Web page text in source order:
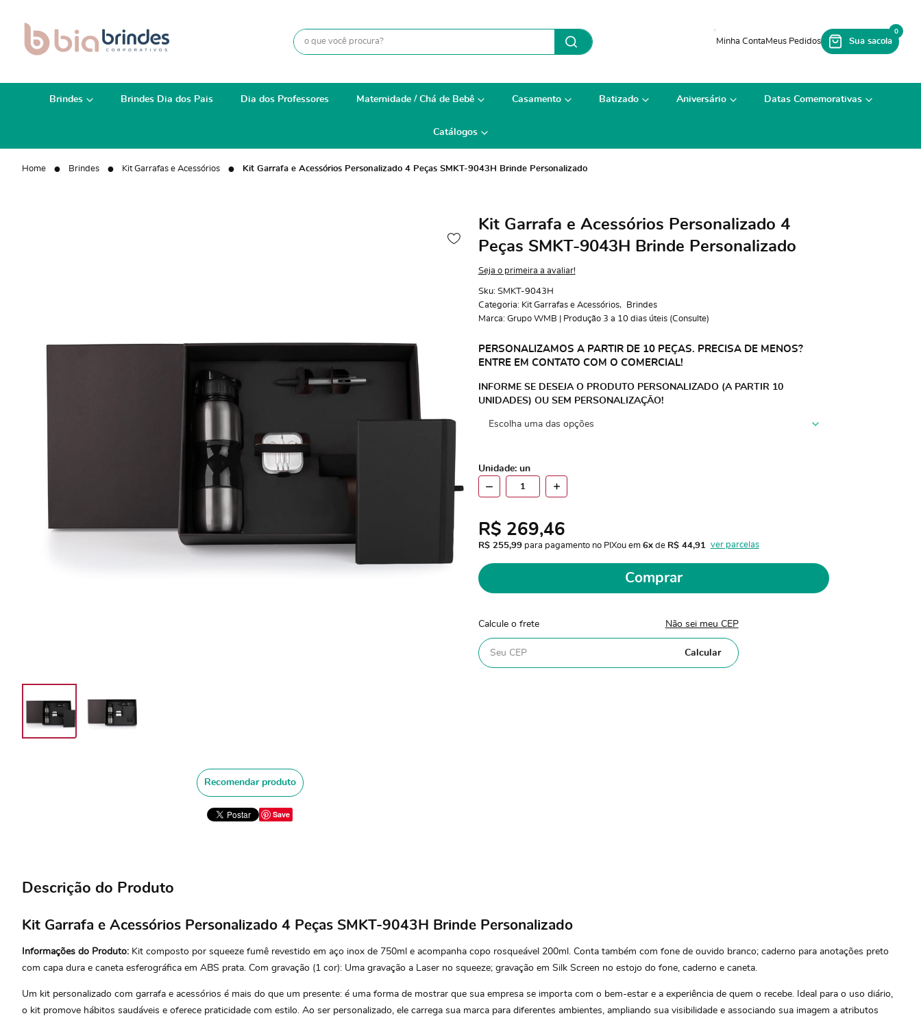
0
Brindes Brindes Dia dos Pais Dia dos Professores Maternidade / Chá de Bebê Casamento Batizado Aniversário Datas Comemorativas
Catálogos
Home Brindes Kit Garrafas e Acessórios Kit Garrafa e Acessórios Personalizado 4 Peças SMKT-9043H Brinde Personalizado
Recomendar produto
Save
Kit Garrafa e Acessórios Personalizado 4
Peças SMKT-9043H Brinde Personalizado
Seja o primeira a avaliar!
Sku: SMKT-9043H
Categoria: Kit Garrafas e Acessórios
Brindes
Marca: Grupo WMB | Produção 3 a 10 dias úteis (Consulte)
PERSONALIZAMOS A PARTIR DE 10 PEÇAS. PRECISA DE MENOS?
ENTRE EM CONTATO COM O COMERCIAL!
INFORME SE DESEJA O PRODUTO PERSONALIZADO (A PARTIR 10
UNIDADES) OU SEM PERSONALIZAÇÃO!
Unidade: un
R$ 269,46
R$ 255,99 para pagamento no PIXou em 6x de R$ 44,91 ver parcelas
Comprar
Calcule o frete Não sei meu CEP
Calcular
Descrição do Produto
Kit Garrafa e Acessórios Personalizado 4 Peças SMKT-9043H Brinde Personalizado
Informações do Produto: Kit composto por squeeze fumê revestido em aço inox de 750ml e acompanha copo rosqueável 200ml. Conta também com fone de ouvido branco; caderno para anotações preto
com capa dura e caneta esferográfica em ABS prata. Com gravação (1 cor): Uma gravação a Laser no squeeze; gravação em Silk Screen no estojo do fone, caderno e caneta.
Um kit personalizado com garrafa e acessórios é mais do que um presente: é uma forma de mostrar que sua empresa se importa com o bem-estar e a experiência de quem o recebe. Ideal para o uso diário,
o kit promove hábitos saudáveis e oferece praticidade com estilo. Ao ser personalizado, ele carrega sua marca para diferentes ambientes, ampliando sua visibilidade e associando sua imagem a atributos